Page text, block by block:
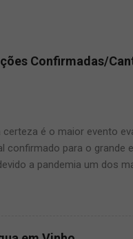
Confirmadas/
é o maior evento
confirmado para o grande
a pandemia um dos
manteremos vocês
que manteremos vocês